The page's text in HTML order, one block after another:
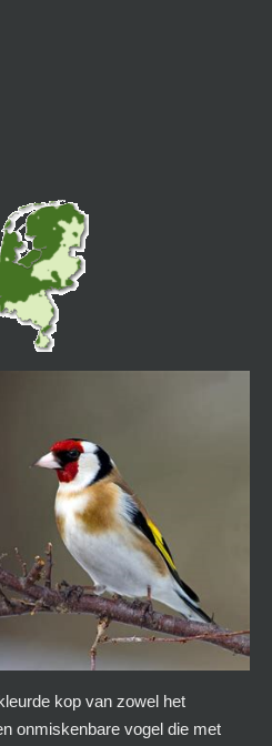
kop van zowel het
onmiskenbare vogel die met